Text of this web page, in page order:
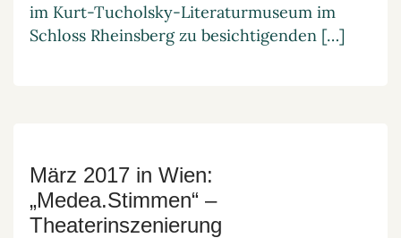
im Kurt-Tucholsky-Literaturmuseum im
Schloss Rheinsberg zu besichtigenden […]
März 2017 in Wien:
„Medea.Stimmen“ –
Theaterinszenierung